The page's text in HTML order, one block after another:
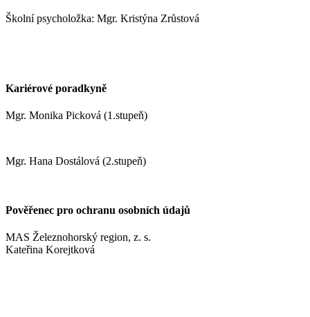
Školní psycholožka: Mgr. Kristýna Zrůstová
Kariérové poradkyně
Mgr. Monika Picková (1.stupeň)
Mgr. Hana Dostálová (2.stupeň)
Pověřenec pro ochranu osobních údajů
MAS Železnohorský region, z. s.
Kateřina Korejtková